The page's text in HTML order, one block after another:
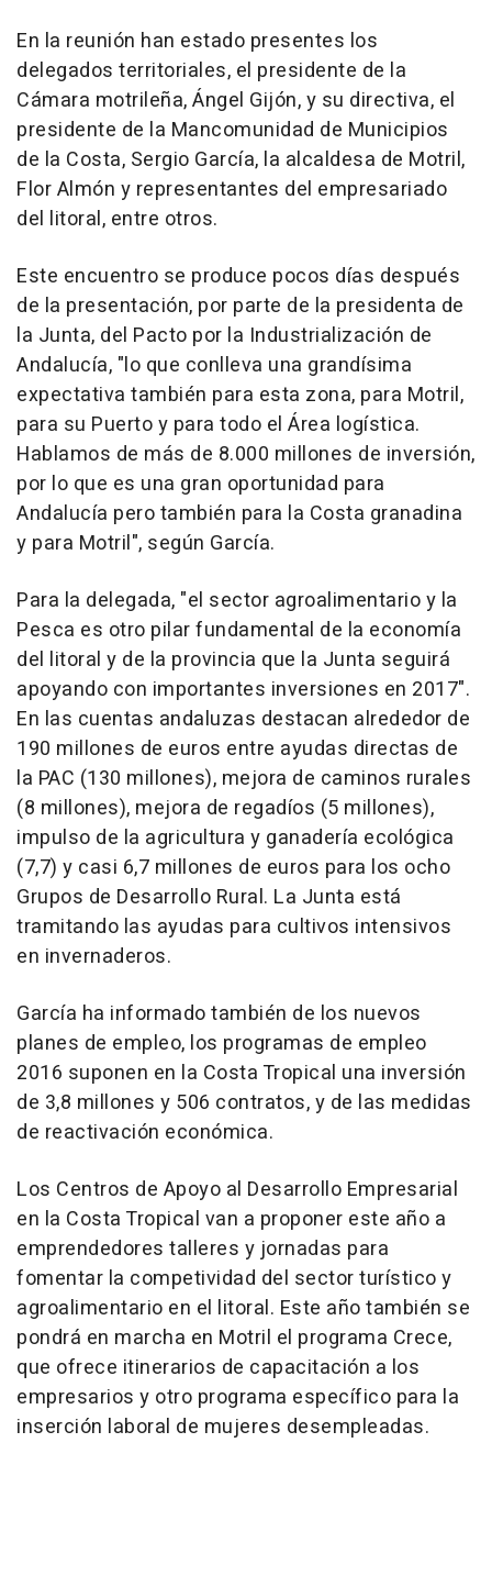
En la reunión han estado presentes los
delegados territoriales, el presidente de la
Cámara motrileña, Ángel Gijón, y su directiva, el
presidente de la Mancomunidad de Municipios
de la Costa, Sergio García, la alcaldesa de Motril,
Flor Almón y representantes del empresariado
del litoral, entre otros.
Este encuentro se produce pocos días después
de la presentación, por parte de la presidenta de
la Junta, del Pacto por la Industrialización de
Andalucía, "lo que conlleva una grandísima
expectativa también para esta zona, para Motril,
para su Puerto y para todo el Área logística.
Hablamos de más de 8.000 millones de inversión,
por lo que es una gran oportunidad para
Andalucía pero también para la Costa granadina
y para Motril", según García.
Para la delegada, "el sector agroalimentario y la
Pesca es otro pilar fundamental de la economía
del litoral y de la provincia que la Junta seguirá
apoyando con importantes inversiones en 2017".
En las cuentas andaluzas destacan alrededor de
190 millones de euros entre ayudas directas de
la PAC (130 millones), mejora de caminos rurales
(8 millones), mejora de regadíos (5 millones),
impulso de la agricultura y ganadería ecológica
(7,7) y casi 6,7 millones de euros para los ocho
Grupos de Desarrollo Rural. La Junta está
tramitando las ayudas para cultivos intensivos
en invernaderos.
García ha informado también de los nuevos
planes de empleo, los programas de empleo
2016 suponen en la Costa Tropical una inversión
de 3,8 millones y 506 contratos, y de las medidas
de reactivación económica.
Los Centros de Apoyo al Desarrollo Empresarial
en la Costa Tropical van a proponer este año a
emprendedores talleres y jornadas para
fomentar la competividad del sector turístico y
agroalimentario en el litoral. Este año también se
pondrá en marcha en Motril el programa Crece,
que ofrece itinerarios de capacitación a los
empresarios y otro programa específico para la
inserción laboral de mujeres desempleadas.